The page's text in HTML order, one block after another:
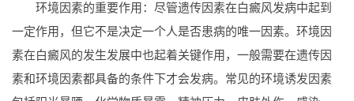
环境因素的重要作用：尽管遗传因素在白癜风发病中起到
一定作用，但它不是决定一个人是否患病的唯一因素。环境因
素在白癜风的发生发展中也起着关键作用，一般需要在遗传因
素和环境因素都具备的条件下才会发病。常见的环境诱发因素